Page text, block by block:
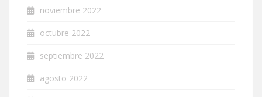
noviembre 2022
octubre 2022
septiembre 2022
agosto 2022